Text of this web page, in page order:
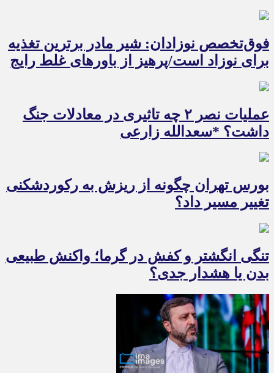
فوق‌تخصص نوزادان: شیر مادر برترین تغذیه
برای نوزاد است/پرهیز از باورهای غلط رایج
عملیات نصر ۲ چه تاثیری در معادلات جنگ
داشت؟ *سعدالله زارعی
بورس تهران چگونه از ریزش به رکوردشکنی
تغییر مسیر داد؟
تنگی انگشتر و کفش در گرما؛ واکنش طبیعی
بدن یا هشدار جدی؟